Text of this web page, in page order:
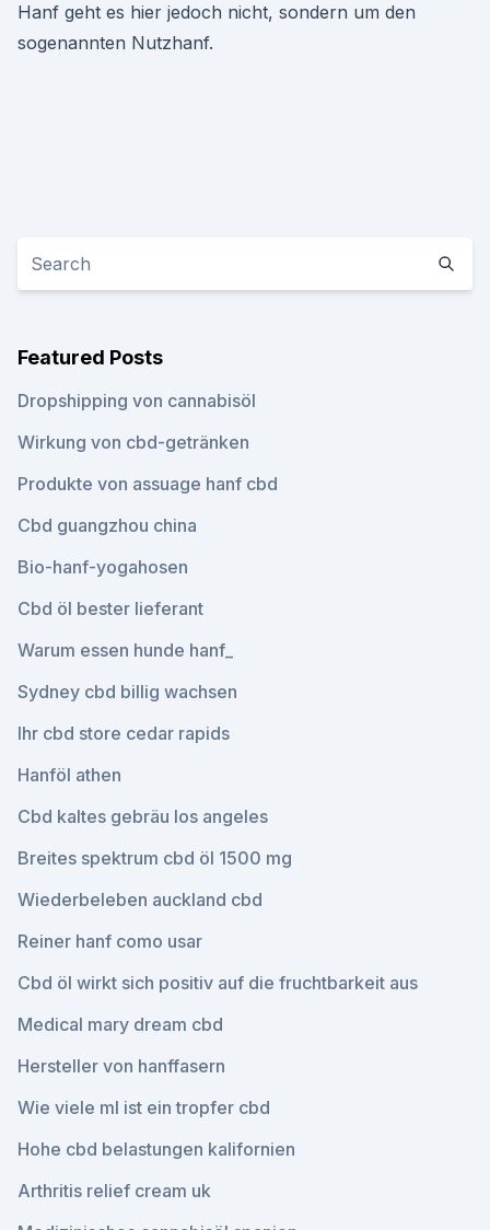
Hanf geht es hier jedoch nicht, sondern um den
sogenannten Nutzhanf.
Featured Posts
Dropshipping von cannabisöl
Wirkung von cbd-getränken
Produkte von assuage hanf cbd
Cbd guangzhou china
Bio-hanf-yogahosen
Cbd öl bester lieferant
Warum essen hunde hanf_
Sydney cbd billig wachsen
Ihr cbd store cedar rapids
Hanföl athen
Cbd kaltes gebräu los angeles
Breites spektrum cbd öl 1500 mg
Wiederbeleben auckland cbd
Reiner hanf como usar
Cbd öl wirkt sich positiv auf die fruchtbarkeit aus
Medical mary dream cbd
Hersteller von hanffasern
Wie viele ml ist ein tropfer cbd
Hohe cbd belastungen kalifornien
Arthritis relief cream uk